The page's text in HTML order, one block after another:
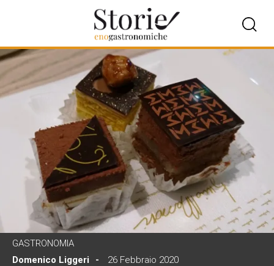
GASTRONOMIA
Domenico Liggeri
26 Febbraio 2020